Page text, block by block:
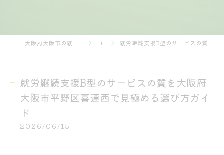
大阪府大阪市の就労継続支援B型なら株式会社あふろ コラム 就労継続支援B型のサービスの質を大阪府大阪市平野区喜連西で見極める選び方ガイド
就労継続支援B型のサービスの質を大阪府
大阪市平野区喜連西で見極める選び方ガイ
ド
2026/06/15